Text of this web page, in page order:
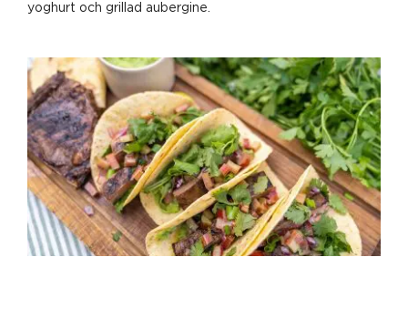
yoghurt och grillad aubergine.